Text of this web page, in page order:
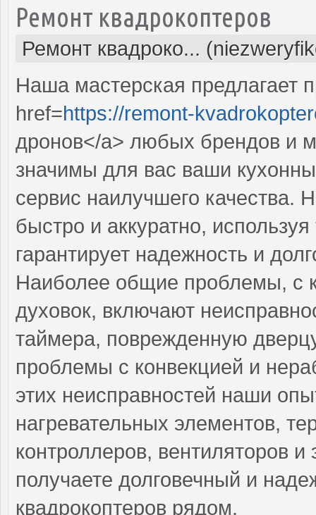
Ремонт квадрокоптеров
Ремонт квадроко...
Наша мастерская предлагает
href=https://remont-
дронов</a> любых брендов и
значимы для вас ваши
сервис наилучшего
быстро и аккуратно,
гарантирует надежность и
Наиболее общие проблемы, с
духовок, включают
таймера, поврежденную
проблемы с конвекцией и
этих неисправностей наши
нагревательных элементов,
контроллеров, вентиляторов
получаете долговечный и
квадрокоптеров рядом.